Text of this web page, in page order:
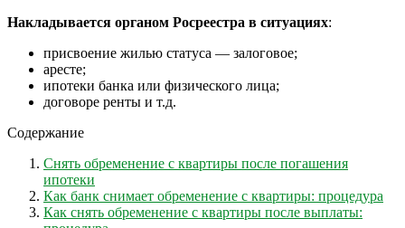
Накладывается органом Росреестра в ситуациях:
присвоение жилью статуса — залоговое;
аресте;
ипотеки банка или физического лица;
договоре ренты и т.д.
Содержание
Снять обременение с квартиры после погашения
ипотеки
Как банк снимает обременение с квартиры: процедура
Как снять обременение с квартиры после выплаты: